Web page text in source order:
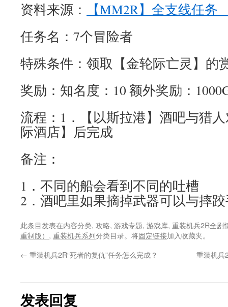
资料来源：
【MM2R】全支线任务
任务名：7个冒险者
特殊条件：领取【金轮际亡灵】的
奖励：知名度：10 额外奖励：
流程：1．【以斯拉港】酒吧与猎
际酒店】后完成
备注：
1．不同的船会看到不同的吐槽
2．酒吧里如果摘掉武器可以与摔
此条目发表在内容分类, 攻略, 游戏专题, 游戏库, 重装机兵2R全剧
重制版） , 重装机兵系列分类目录。将固定链接加入收藏夹。
← 重装机兵2R“死者的复仇”任务怎么完成？ 重装机兵
发表回复